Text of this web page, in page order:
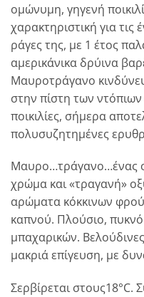
ομώνυμη, γηγενή
χαρακτηριστική για τις
ράγες της, με 1 έτος
αμερικάνικα δρύινα
Μαυροτράγανο
στην πίστη των
ποικιλίες, σήμερα
πολυσυζητημένες
Μαυρο…τράγανο…ένας
χρώμα και «τραγανή»
αρώματα κόκκινων
καπνού. Πλούσιο,
μπαχαρικών.
μακριά επίγευση, με
Σερβίρεται στους18°C.